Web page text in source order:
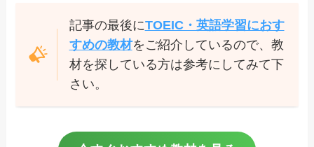
記事の最後にTOEIC・英語学習におす
すめの教材をご紹介しているので、教
材を探している方は参考にしてみて下
さい。